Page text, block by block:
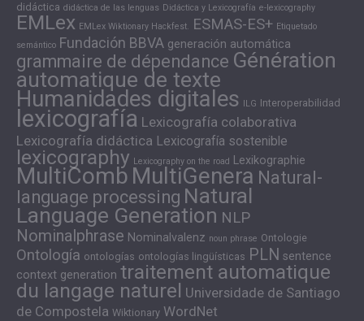
didáctica didáctica de las lenguas Didáctica y Lexicografía e-lexicography
EMLex EMLex Wiktionary Hackfest. ESMAS-ES+ Etiquetado
semántico Fundación BBVA generación automática
grammaire de dépendance Génération
automatique de texte
Humanidades digitales ILG Interoperabilidad
lexicografía Lexicografía colaborativa
Lexicografía didáctica Lexicografía sostenible
lexicography Lexicography on the road Lexikographie
MultiComb MultiGenera Natural-
language processing Natural
Language Generation NLP
Nominalphrase Nominalvalenz noun phrase Ontologie
Ontología ontologías ontologías lingüísticas PLN sentence
context generation traitement automatique
du langage naturel Universidade de Santiago
de Compostela Wiktionary WordNet